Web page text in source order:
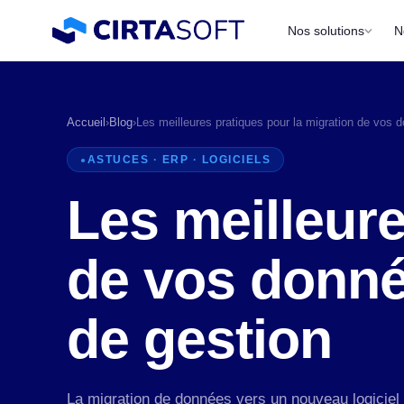
Nos solutions
Accueil ›Blog›Les meilleures pratiques pour la migration de vos
ASTUCES · ERP · LOGICIELS
Les
de vos
de gestion
La migration de données vers un nouveau